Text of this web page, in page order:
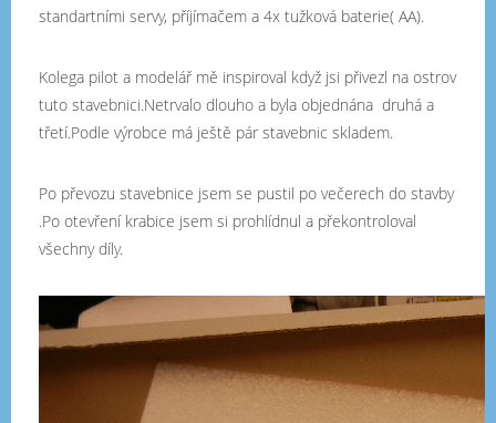
standartními servy, příjímačem a 4x tužková baterie( AA).
Kolega pilot a modelář mě inspiroval když jsi přivezl na ostrov
tuto stavebnici.Netrvalo dlouho a byla objednána druhá a
třetí.Podle výrobce má ještě pár stavebnic skladem.
Po převozu stavebnice jsem se pustil po večerech do stavby
.Po otevření krabice jsem si prohlídnul a překontroloval
všechny díly.